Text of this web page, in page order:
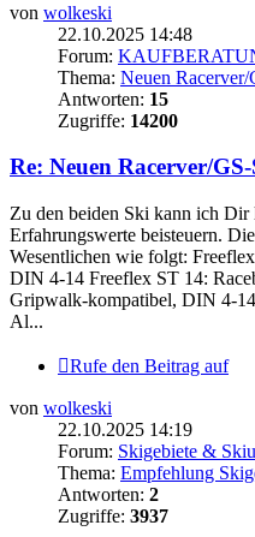
von wolkeski
22.10.2025 14:48
Forum:
Thema: Neuen
Antworten: 15
Zugriffe: 14200
Re: Neuen Racerver/
Zu den beiden Ski kann ich Dir
Erfahrungswerte beisteuern.
Wesentlichen wie folgt:
DIN 4-14 Freeflex ST 14:
Gripwalk-kompatibel, DIN 4-
Al...
Rufe den Beitrag auf
von wolkeski
22.10.2025 14:19
Forum: Skigebiete &
Thema: Empfehlung
Antworten: 2
Zugriffe: 3937